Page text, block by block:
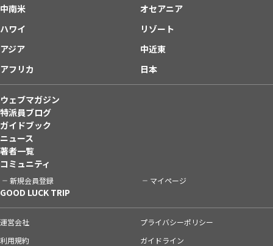
中南米
オセアニア
ハワイ
リゾート
アジア
中近東
アフリカ
日本
ウェブマガジン
特派員ブログ
ガイドブック
ニュース
著者一覧
コミュニティ
新規会員登録 マイページ
GOOD LUCK TRIP
運営会社
プライバシーポリシー
利用規約
ガイドライン